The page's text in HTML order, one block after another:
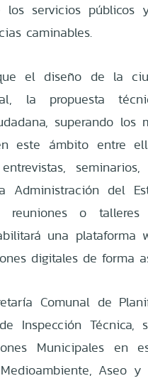
los servicios públicos
caminables.
el diseño de la
la propuesta
superando
este ámbito entre
Administración del
reuniones o
una plataforma
digitales de forma
Comunal de
Inspección
Municipales en
Aseo